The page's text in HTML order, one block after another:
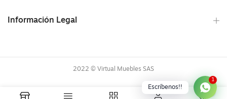
Información Legal
2022 © Virtual Muebles SAS
0
Escríbenos!!
1